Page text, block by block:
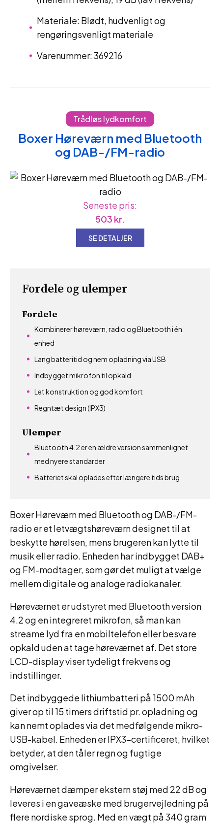
Materiale: Blødt, hudvenligt og
rengøringsvenligt materiale
Varenummer: 369216
Trådløs lydkomfort
Boxer Høreværn med Bluetooth
og DAB-/FM-radio
Boxer Høreværn med Bluetooth og DAB-/FM-
radio er et letvægtshøreværn designet til at
beskytte hørelsen, mens brugeren kan lytte til
musik eller radio. Enheden har indbygget DAB+
og FM-modtager, som gør det muligt at vælge
mellem digitale og analoge radiokanaler.
Høreværnet er udstyret med Bluetooth version
4.2 og en integreret mikrofon, så man kan
streame lyd fra en mobiltelefon eller besvare
opkald uden at tage høreværnet af. Det store
LCD-display viser tydeligt frekvens og
indstillinger.
Det indbyggede lithiumbatteri på 1500 mAh
giver op til 15 timers driftstid pr. opladning og
kan nemt oplades via det medfølgende mikro-
USB-kabel. Enheden er IPX3-certificeret, hvilket
betyder, at den tåler regn og fugtige
omgivelser.
Høreværnet dæmper ekstern støj med 22 dB og
leveres i en gaveæske med brugervejledning på
flere nordiske sprog. Med en vægt på 340 gram
Fordele og ulemper
Fordele
Kombinerer høreværn, radio og Bluetooth i én
enhed
Lang batteritid og nem opladning via USB
Indbygget mikrofon til opkald
Let konstruktion og god komfort
Regntæt design (IPX3)
Ulemper
Bluetooth 4.2 er en ældre version sammenlignet
med nyere standarder
Batteriet skal oplades efter længere tids brug
Seneste pris:
503 kr.
SE DETALJER